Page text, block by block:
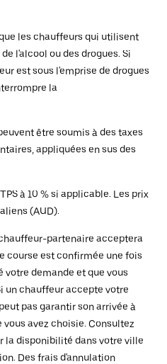
les chauffeurs qui utilisent
l'alcool ou des drogues. Si
est sous l'emprise de drogues
la
être soumis à des taxes
appliquées en sus des
à 10 % si applicable. Les prix
(AUD).
partenaire acceptera
course est confirmée une fois
demande et que vous
un chauffeur accepte votre
pas garantir son arrivée à
vous avez choisie. Consultez
la disponibilité dans votre ville
Des frais d'annulation